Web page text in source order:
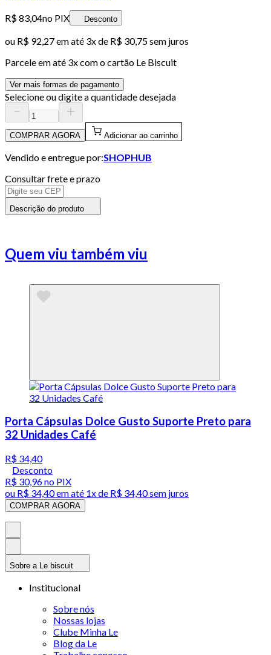
R$ 83,04no PIX Desconto
ou R$ 92,27em até 3x de R$ 30,75 sem juros
Parcele em até 3x com o cartão Le Biscuit
Ver mais formas de pagamento
Selecione ou digite a quantidade desejada
COMPRAR AGORA Adicionar ao carrinho
Vendido e entregue por:SHOPHUB
Consultar frete e prazo
Descrição do produto
Quem viu também viu
Porta Cápsulas Dolce Gusto Suporte Preto para
32 Unidades Café
R$ 34,40
Desconto
R$ 30,96no PIX
ou R$ 34,40em até 1x de R$ 34,40sem juros
COMPRAR AGORA
Sobre a Le biscuit
Institucional
Sobre nós
Nossas lojas
Clube Minha Le
Blog da Le